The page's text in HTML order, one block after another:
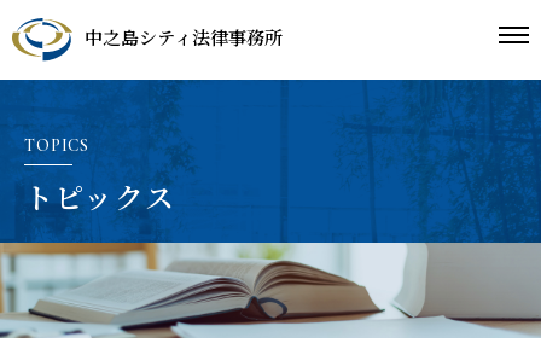
中之島シティ法律事務所
TOPICS
トピックス